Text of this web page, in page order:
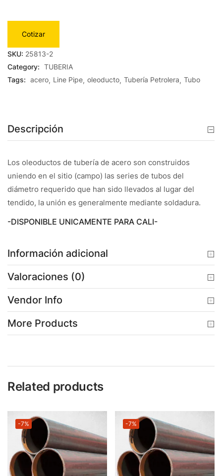
Cotizar
SKU: 25813-2
Category: TUBERIA
Tags: acero Line Pipe oleoducto Tubería Petrolera Tubo
Descripción
Los oleoductos de tubería de acero son construidos
uniendo en el sitio (campo) las series de tubos del
diámetro requerido que han sido llevados al lugar del
tendido, la unión es generalmente mediante soldadura.
-DISPONIBLE UNICAMENTE PARA CALI-
Información adicional
Valoraciones (0)
Vendor Info
More Products
Related products
-7% -7%